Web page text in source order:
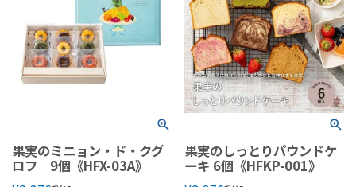
果実のミニョン・ド・クグ
ロフ 9個《HFX-03A》
果実のしっとりパウンドケ
ーキ 6個《HFKP-001》